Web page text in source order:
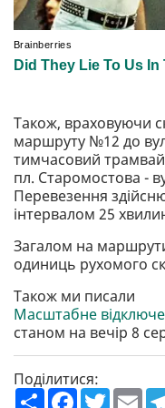
Також, враховуючи
маршруту №12 до
тимчасовий
пл. Старомостова -
Перевезення
інтервалом 25
Загалом на
одиниць рухомого
Також ми писали
Масштабне
станом на вечір 8
Поділитися:
П
F T E